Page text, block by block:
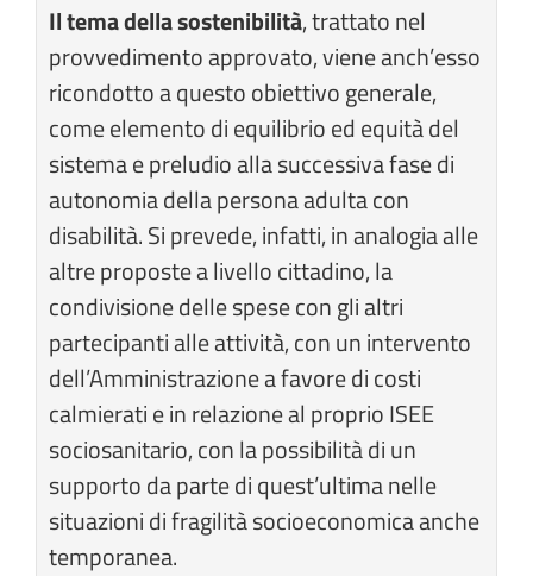
Il tema della sostenibilità, trattato nel
provvedimento approvato, viene anch’esso
ricondotto a questo obiettivo generale,
come elemento di equilibrio ed equità del
sistema e preludio alla successiva fase di
autonomia della persona adulta con
disabilità. Si prevede, infatti, in analogia alle
altre proposte a livello cittadino, la
condivisione delle spese con gli altri
partecipanti alle attività, con un intervento
dell’Amministrazione a favore di costi
calmierati e in relazione al proprio ISEE
sociosanitario, con la possibilità di un
supporto da parte di quest’ultima nelle
situazioni di fragilità socioeconomica anche
temporanea.